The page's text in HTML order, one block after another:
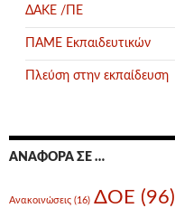
ΔΑΚΕ /ΠΕ
ΠΑΜΕ Εκπαιδευτικών
Πλεύση στην εκπαίδευση
ΑΝΑΦΟΡΆ ΣΕ …
Ανακοινώσεις (16) ΔΟΕ (96)